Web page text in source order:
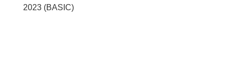
2023 (BASIC)